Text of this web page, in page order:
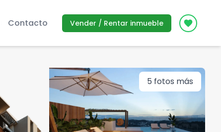
Contacto Vender / Rentar inmueble Icon
5 fotos más